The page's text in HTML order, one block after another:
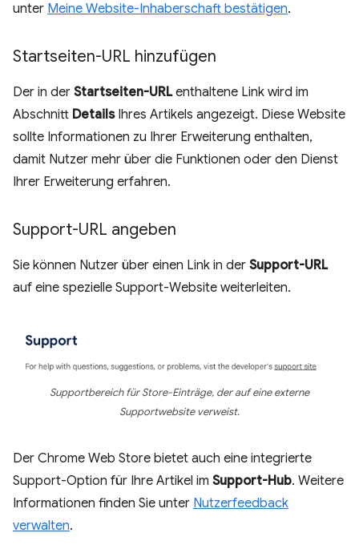
unter Meine Website-Inhaberschaft bestätigen.
Startseiten-URL hinzufügen
Der in der Startseiten-URLenthaltene Link wird im
Abschnitt DetailsIhres Artikels angezeigt. Diese Website
sollte Informationen zu Ihrer Erweiterung enthalten,
damit Nutzer mehr über die Funktionen oder den Dienst
Ihrer Erweiterung erfahren.
Support-URL angeben
Sie können Nutzer über einen Link in der Support-URL
auf eine spezielle Support-Website weiterleiten.
Supportbereich für Store-Einträge, der auf eine externe
Supportwebsite verweist.
Der Chrome Web Store bietet auch eine integrierte
Support-Option für Ihre Artikel im Support-Hub. Weitere
Informationen finden Sie unter Nutzerfeedback
verwalten.